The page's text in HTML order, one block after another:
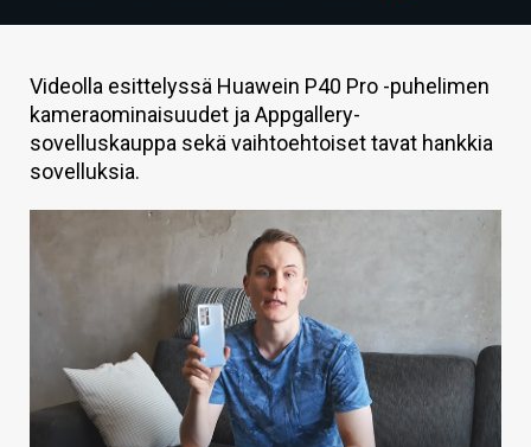
HINTA.FI
KAUPPA
VAIHDA TEEMA
Videolla esittelyssä Huawein P40 Pro -puhelimen
kameraominaisuudet ja Appgallery-
sovelluskauppa sekä vaihtoehtoiset tavat hankkia
sovelluksia.